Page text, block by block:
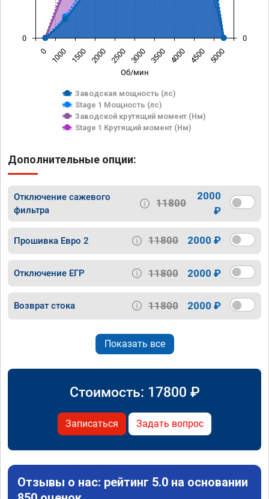
Об/мин
Заводская мощность (лс)
Stage 1 Мощность (лс)
Заводской крутящий момент (Нм)
Stage 1 Крутящий момент (Нм)
0 1000 1500 2000 2500 3000 3500 4000 4500 5000
0 0
Дополнительные опции:
Отключение сажевого
фильтра
11800
2000
₽
Прошивка Евро 2 11800 2000 ₽
Отключение ЕГР 11800 2000 ₽
Возврат стока 11800 2000 ₽
Показать все
Стоимость: 17800 ₽
Записаться Задать вопрос
Отзывы о нас: рейтинг 5.0 на основании